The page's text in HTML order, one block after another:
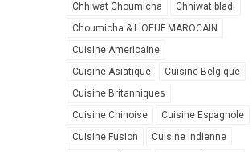
Chhiwat Choumicha
Chhiwat bladi
Choumicha & L'OEUF MAROCAIN
Cuisine Americaine
Cuisine Asiatique
Cuisine Belgique
Cuisine Britanniques
Cuisine Chinoise
Cuisine Espagnole
Cuisine Fusion
Cuisine Indienne